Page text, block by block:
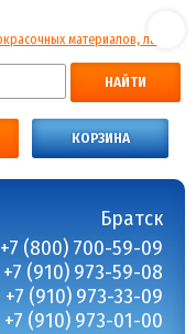
НАЙТИ
КОРЗИНА
Братск
+7 (800) 700-59-09
+7 (910) 973-59-08
+7 (910) 973-33-09
+7 (910) 973-01-00